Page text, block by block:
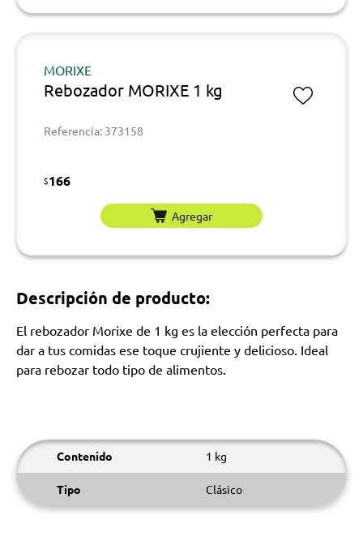
MORIXE
Rebozador MORIXE 1 kg
Referencia: 373158
$166
Agregar
Descripción de producto:
El rebozador Morixe de 1 kg es la elección perfecta para
dar a tus comidas ese toque crujiente y delicioso. Ideal
para rebozar todo tipo de alimentos.
Contenido 1 kg
Tipo Clásico